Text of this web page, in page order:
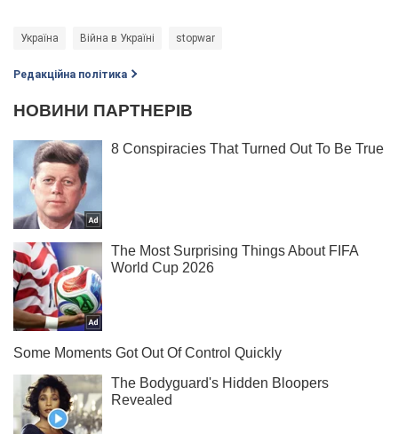
Україна Війна в Україні stopwar
Редакційна політика